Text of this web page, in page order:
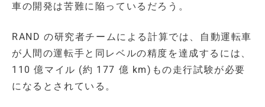
車の開発は苦難に陥っているだろう。
RAND の研究者チームによる計算では、自動運転車
が人間の運転手と同レベルの精度を達成するには、
110 億マイル (約 177 億 km)もの走行試験が必要
になるとされている。